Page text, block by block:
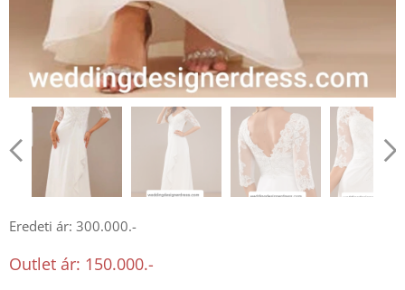
Eredeti ár: 300.000.-
Outlet ár: 150.000.-